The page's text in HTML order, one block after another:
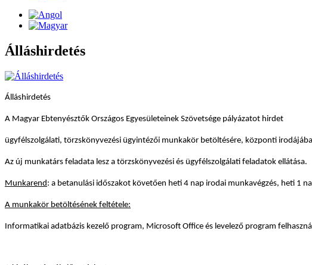
Álláshirdetés
Álláshirdetés
A Magyar Ebtenyésztők Országos Egyesületeinek Szövetsége pályázatot hirdet
ügyfélszolgálati, törzskönyvezési ügyintézői munkakör betöltésére, központi
Az új munkatárs feladata lesz a törzskönyvezési és ügyfélszolgálati feladatok ellátása.
Munkarend : a betanulási időszakot követően heti 4 nap irodai munkavégzés, heti 1
A munkakör betöltésének feltétele:
Informatikai adatbázis kezelő program, Microsoft Office és levelező program